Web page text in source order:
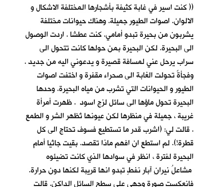
(( كنت اسير في غابة كثيفة بأشجارها المختلفة الاشكال و
الالوان. اصوات الطيور جميلة. وهناك حيوانات مختلفة
يشربون من بحيرة تبدو أمامي. كنت عطشا . اردت الوصول
الى البحيرة. لكن البحيرة بمن حولها كانت تتحول الى
سراب يرحل عني لمسافة قصيرة و يدعوني اليه من جديد .
وفجأةً تحولت الغابة الى صحراء مقفرة و اختفت اصوات
الطيور و الحيوانات التي تشرب من مياه البحيرة. وحدها
البحيرة تحول ماؤها الى سائل لزج اسود . ظهرت أمرأة
غريبة ، جميلة في منظرها لكن عيونها تُظهر الشر و الطمع
. قالت لي: (اشرب قدر ما تستطيع فسوف تحتاج الى كل
قطرة!). لم استطع ان افهم ماذا تقصد. بقيت جاثيا أمام
البحيرة لفترة ، انظر في سوادها الذي كانت تضيئوه
مشاعلُ نيرانِ آبار نفطٍ تبدو انها قريبة لكنها دون حرارة.
فانعكست صورة وجهي على سطح السائل الداكن. قالت